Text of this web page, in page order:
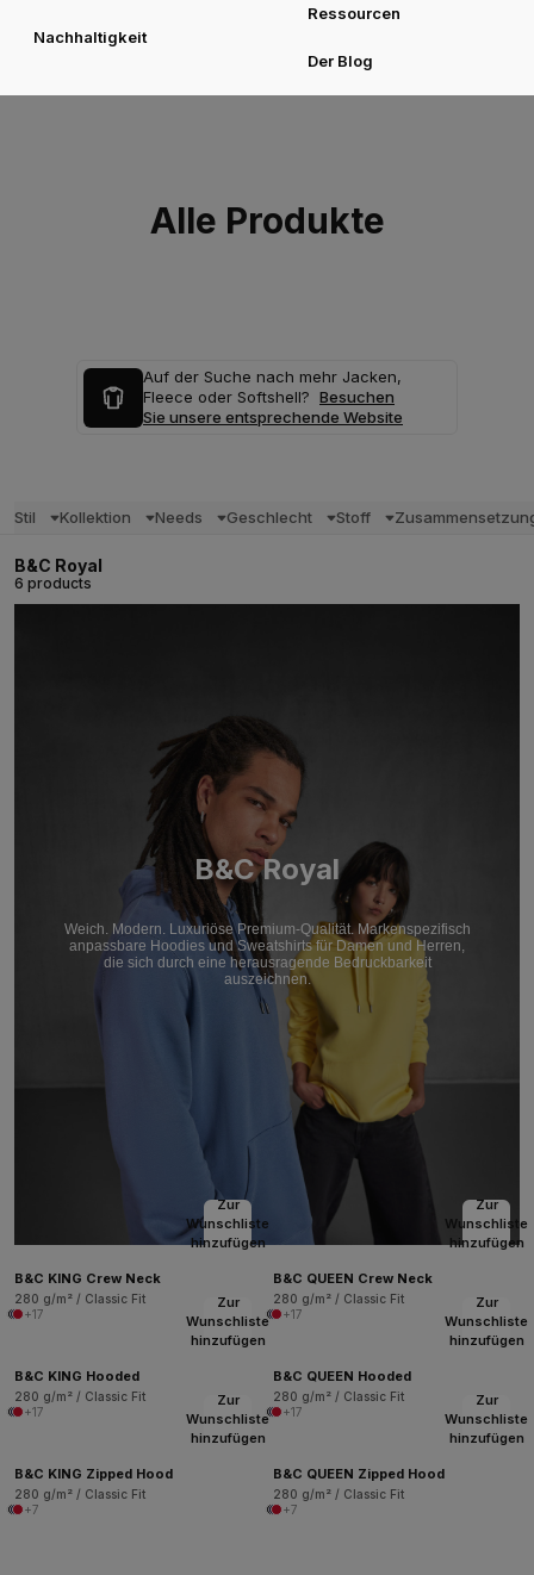
Nachhaltigkeit
Ressourcen
Der Blog
Alle Produkte
Auf der Suche nach mehr Jacken,
Fleece oder Softshell? Besuchen
Sie unsere entsprechende Website
Stil Kollektion Needs Geschlecht Stoff
B&C Royal
6 products
B&C Royal
Weich. Modern. Luxuriöse Premium-Qualität. Markenspezifisch
anpassbare Hoodies und Sweatshirts für Damen und Herren,
die sich durch eine herausragende Bedruckbarkeit
auszeichnen.
Zur
Wunschliste
hinzufügen
B&C KING Crew Neck
280 g/m² / Classic Fit
+17
Zur
Wunschliste
hinzufügen
B&C QUEEN Crew Neck
280 g/m² / Classic Fit
+17
Zur
Wunschliste
hinzufügen
B&C KING Hooded
280 g/m² / Classic Fit
+17
Zur
Wunschliste
hinzufügen
B&C QUEEN Hooded
280 g/m² / Classic Fit
+17
Zur
Wunschliste
hinzufügen
B&C KING Zipped Hood
280 g/m² / Classic Fit
+7
Zur
Wunschliste
hinzufügen
B&C QUEEN Zipped Hood
280 g/m² / Classic Fit
+7